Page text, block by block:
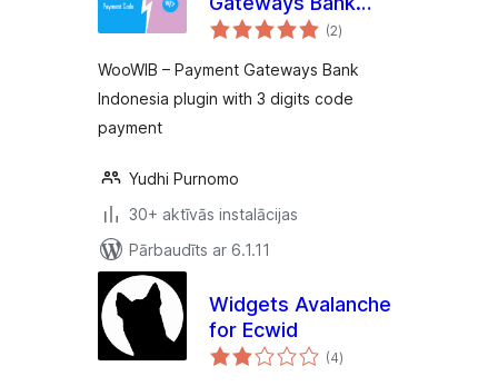
Indonesia
(2vērtējumu
kopsumma
)
WooWIB – Payment Gateways Bank
Indonesia plugin with 3 digits code
payment
Yudhi Purnomo
30+ aktīvās instalācijas
Pārbaudīts ar 6.1.11
Widgets Avalanche
for Ecwid
(4vērtējumu
kopsumma
)